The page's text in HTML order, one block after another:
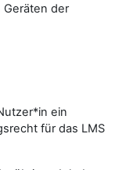
der
ein
für das LMS